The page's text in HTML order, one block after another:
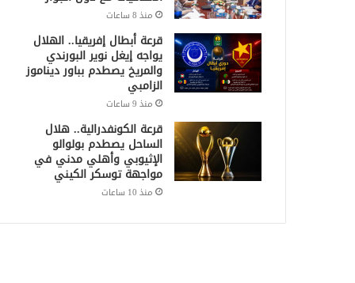
منذ 8 ساعات
قرعة أبطال إفريقيا.. الهلال
يواجه إيغل نوير البورندي
والمريخ يصطدم بباور ديناموز
الزامبي
منذ 9 ساعات
قرعة الكونفدرالية.. هلال
الساحل يصطدم بولوالو
الإثيوبي وأهلي مدني في
مواجهة توسكر الكيني
منذ 10 ساعات